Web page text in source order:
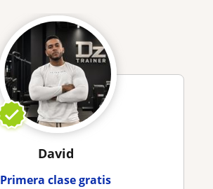
David
Primera clase gratis